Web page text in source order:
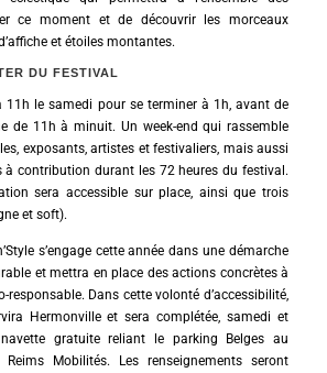
ce moment et de découvrir les morceaux
et étoiles montantes.
DU FESTIVAL
11h le samedi pour se terminer à 1h, avant de
de 11h à minuit. Un week-end qui rassemble
exposants, artistes et festivaliers, mais aussi
à contribution durant les 72 heures du festival.
sera accessible sur place, ainsi que trois
et soft).
s’engage cette année dans une démarche
et mettra en place des actions concrètes à
responsable. Dans cette volonté d’accessibilité,
Hermonville et sera complétée, samedi et
gratuite reliant le parking Belges au
Mobilités. Les renseignements seront